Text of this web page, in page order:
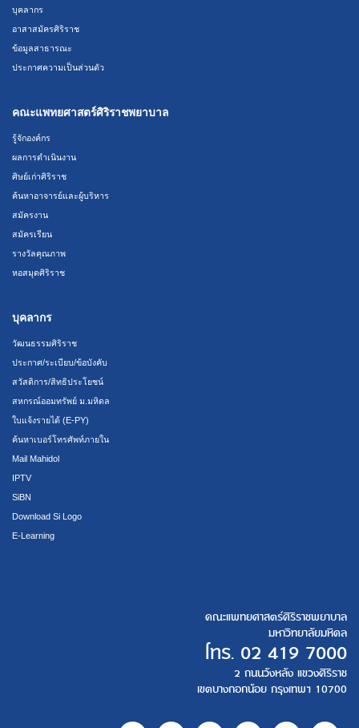
บุคลากร
อาสาสมัครศิริราช
ข้อมูลสาธารณะ
ประกาศความเป็นส่วนตัว
คณะแพทยศาสตร์ศิริราชพยาบาล
รู้จักองค์กร
ผลการดำเนินงาน
ศิษย์เก่าศิริราช
ค้นหาอาจารย์และผู้บริหาร
สมัครงาน
สมัครเรียน
รางวัลคุณภาพ
หอสมุดศิริราช
บุคลากร
วัฒนธรรมศิริราช
ประกาศ/ระเบียบ/ข้อบังคับ
สวัสดิการ/สิทธิประโยชน์
สหกรณ์ออมทรัพย์ ม.มหิดล
ใบแจ้งรายได้ (E-PY)
ค้นหาเบอร์โทรศัพท์ภายใน
Mail Mahidol
IPTV
SiBN
Download Si Logo
E-Learning
คณะแพทยศาสตร์ศิริราชพยาบาล
มหาวิทยาลัยมหิดล
โทร. 02 419 7000
2 ถนนวังหลัง แขวงศิริราช
เขตบางกอกน้อย กรุงเทพฯ 10700